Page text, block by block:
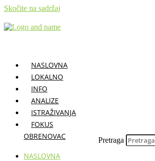
Skočite na sadržaj
NASLOVNA
LOKALNO
INFO
ANALIZE
ISTRAŽIVANJA
FOKUS
OBRENOVAC
NASLOVNA
Pretraga